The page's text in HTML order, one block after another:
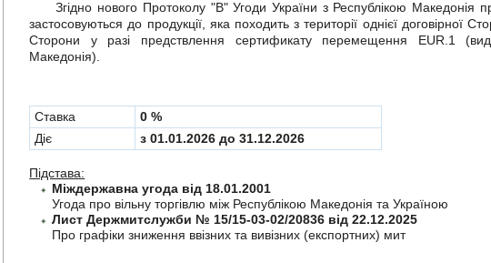
Згідно нового Протоколу "B"Угоди України з Республікою Македонія
застосовуються до продукції, яка походить з території однієї договірної
Сторони у разі предствлення сертификату перемещення EUR.1
Македонія).
Cтавка
0 %
Діє
з 01.01.2026 до 31.12.2026
Підстава:
Міждержавна угода від 18.01.2001
Угода про вiльну торгiвлю мiж Республiкою Македонiя та Україною
Лист Держмитслужби № 15/15-03-02/20836 від 22.12.2025
Про графiки зниження ввiзних та вивiзних (експортних) мит